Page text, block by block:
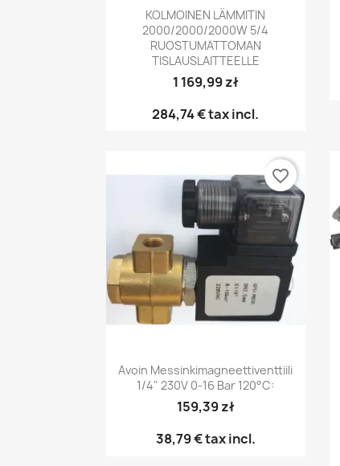
Pikakatselu
KOLMOINEN LÄMMITIN
2000/2000/2000W 5/4
RUOSTUMATTOMAN
TISLAUSLAITTEELLE
1 169,99 zł
284,74 €tax incl.
Pikakatselu
Avoin Messinkimagneettiventtiili
1/4" 230V 0-16 Bar 120°C:
159,39 zł
38,79 €tax incl.
favorite_border